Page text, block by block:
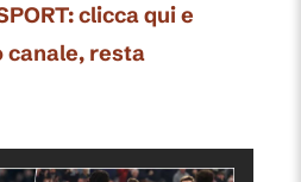
clicca qui e
canale, resta